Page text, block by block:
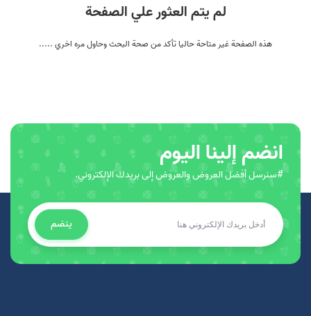
لم يتم العثور علي الصفحة
هذه الصفحة غير متاحة حاليا تأكد من صحة البحث وحاول مره اخري .....
انضم إلينا اليوم
#سنرسل أفضل العروض والعروض إلى بريدك الإلكتروني.
ينضم